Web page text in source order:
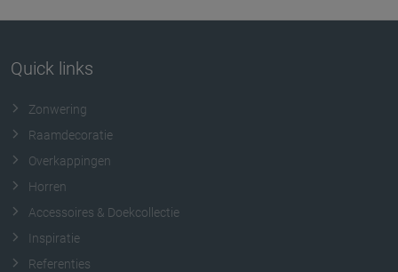
Quick links
Zonwering
Raamdecoratie
Overkappingen
Horren
Accessoires & Doekcollectie
Inspiratie
Referenties